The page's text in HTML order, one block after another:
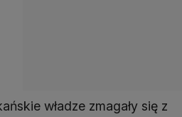
władze zmagały się z